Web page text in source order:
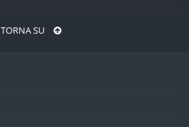
TORNA SU